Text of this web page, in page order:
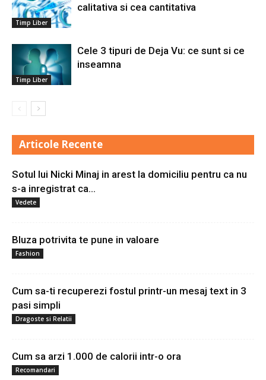
Timp Liber
calitativa si cea cantitativa
Timp Liber
Cele 3 tipuri de Deja Vu: ce sunt si ce
inseamna
Articole Recente
Sotul lui Nicki Minaj in arest la domiciliu pentru ca nu
s-a inregistrat ca...
Vedete
Bluza potrivita te pune in valoare
Fashion
Cum sa-ti recuperezi fostul printr-un mesaj text in 3
pasi simpli
Dragoste si Relatii
Cum sa arzi 1.000 de calorii intr-o ora
Recomandari